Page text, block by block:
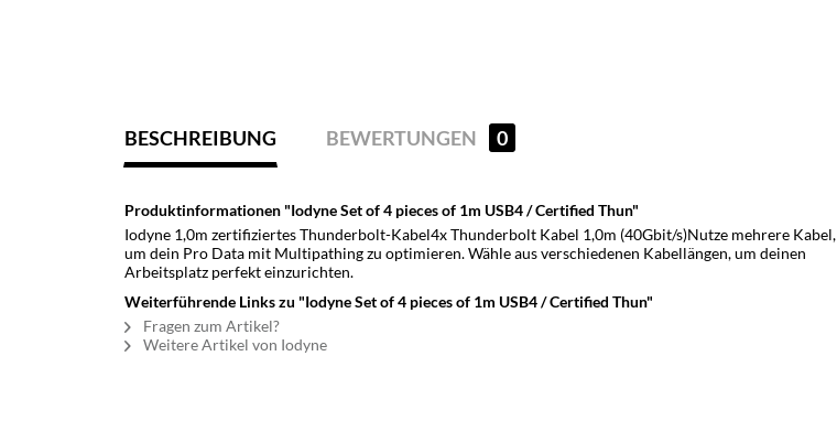
BESCHREIBUNG BEWERTUNGEN 0
Produktinformationen "Iodyne Set of 4 pieces of 1m USB4 / Certified Thun"
Iodyne 1,0m zertifiziertes Thunderbolt-Kabel4x Thunderbolt Kabel 1,0m (40Gbit/s)Nutze mehrere Kabel,
um dein Pro Data mit Multipathing zu optimieren. Wähle aus verschiedenen Kabellängen, um deinen
Arbeitsplatz perfekt einzurichten.
Weiterführende Links zu "Iodyne Set of 4 pieces of 1m USB4 / Certified Thun"
Fragen zum Artikel?
Weitere Artikel von Iodyne